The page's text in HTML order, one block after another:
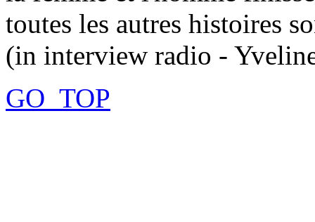
toutes les autres histoires
(in interview radio -
GO_TOP